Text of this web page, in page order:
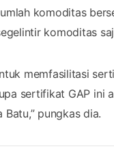
komoditas
komoditas
memfasilitasi
sertifikat GAP ini
pungkas dia.